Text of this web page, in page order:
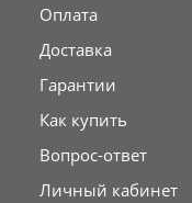
Оплата
Доставка
Гарантии
Как купить
Вопрос-ответ
Личный кабинет